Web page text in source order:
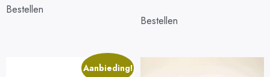
Bestellen
Bestellen
Aanbieding!